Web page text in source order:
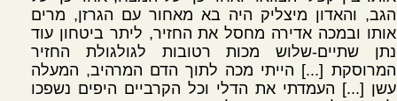
הגב, והאדון מיצליק היה בא מאחור עם הגרזן, מרים
אותו ובמכה אדירה מחסל את החזיר, ליתר ביטחון עוד
נתן שתיים-שלוש מכות רטובות לגולגולת החזיר
המרוסקת [...] הייתי מכה לתוך הדם המרהיב, המעלה
עשן [...] העמדתי את הדלי וכל הקרביים היפים נשפכו